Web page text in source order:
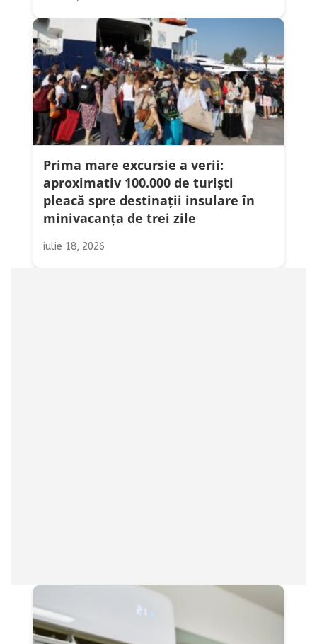
Prima mare excursie a verii:
aproximativ 100.000 de turiști
pleacă spre destinații insulare în
minivacanța de trei zile
iulie 18, 2026